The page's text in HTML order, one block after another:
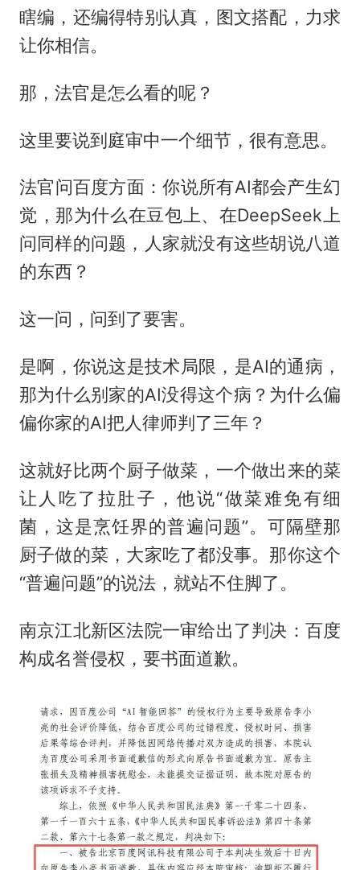
瞎编，还编得特别认真，图文搭配，力求
让你相信。
那，法官是怎么看的呢？
这里要说到庭审中一个细节，很有意思。
法官问百度方面：你说所有AI都会产生幻
觉，那为什么在豆包上、在DeepSeek上
问同样的问题，人家就没有这些胡说八道
的东西？
这一问，问到了要害。
是啊，你说这是技术局限，是AI的通病，
那为什么别家的AI没得这个病？为什么偏
偏你家的AI把人律师判了三年？
这就好比两个厨子做菜，一个做出来的菜
让人吃了拉肚子，他说“做菜难免有细
菌，这是烹饪界的普遍问题”。可隔壁那
厨子做的菜，大家吃了都没事。那你这个
“普遍问题”的说法，就站不住脚了。
南京江北新区法院一审给出了判决：百度
构成名誉侵权，要书面道歉。